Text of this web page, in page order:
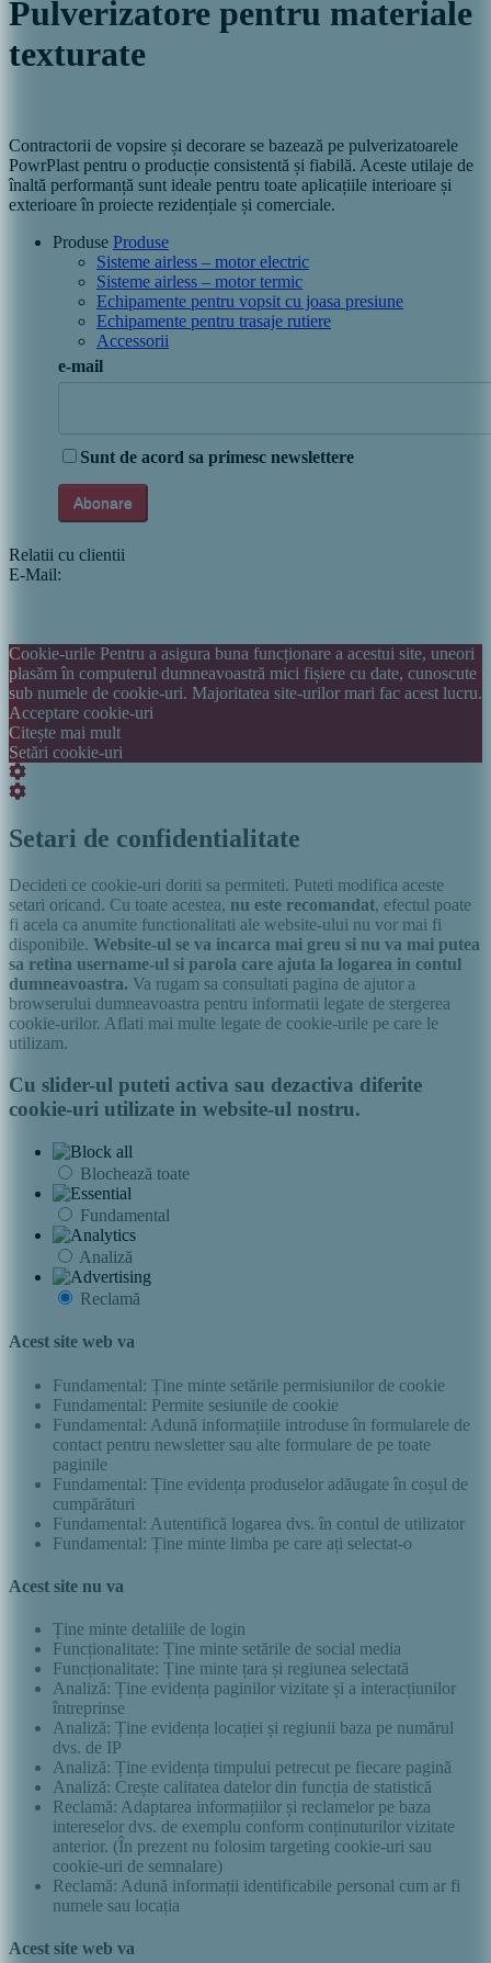
Pulverizatore pentru materiale
texturate
Contractorii de vopsire și decorare se bazează pe pulverizatoarele
PowrPlast pentru o producție consistentă și fiabilă. Aceste utilaje de
înaltă performanță sunt ideale pentru toate aplicațiile interioare și
exterioare în proiecte rezidențiale și comerciale.
Produse Produse
Sisteme airless – motor electric
Sisteme airless – motor termic
Echipamente pentru vopsit cu joasa presiune
Echipamente pentru trasaje rutiere
Accessorii
e-mail
Sunt de acord sa primesc newslettere
Relatii cu clientii
E-Mail:
Cookie-urile Pentru a asigura buna funcționare a acestui site, uneori
plasăm în computerul dumneavoastră mici fișiere cu date, cunoscute
sub numele de cookie-uri. Majoritatea site-urilor mari fac acest lucru.
Acceptare cookie-uri
Citește mai mult
Setări cookie-uri
Setări
cookie
Setări
box
Setari de confidentialitate
Decideti ce cookie-uri doriti sa permiteti. Puteti modifica aceste
setari oricand. Cu toate acestea, nu este recomandat, efectul poate
fi acela ca anumite functionalitati ale website-ului nu vor mai fi
disponibile. Website-ul se va incarca mai greu si nu va mai putea
sa retina username-ul si parola care ajuta la logarea in contul
dumneavoastra. Va rugam sa consultati pagina de ajutor a
browserului dumneavoastra pentru informatii legate de stergerea
cookie-urilor. Aflati mai multe legate de cookie-urile pe care le
utilizam.
Cu slider-ul puteti activa sau dezactiva diferite
cookie-uri utilizate in website-ul nostru.
Blochează toate
Fundamental
Analiză
Reclamă
Acest site web va
Fundamental: Ține minte setările permisiunilor de cookie
Fundamental: Permite sesiunile de cookie
Fundamental: Adună informațiile introduse în formularele de
contact pentru newsletter sau alte formulare de pe toate
paginile
Fundamental: Ține evidența produselor adăugate în coșul de
cumpărături
Fundamental: Autentifică logarea dvs. în contul de utilizator
Fundamental: Ține minte limba pe care ați selectat-o
Acest site nu va
Ține minte detaliile de login
Funcționalitate: Ține minte setările de social media
Funcționalitate: Ține minte țara și regiunea selectată
Analiză: Ține evidența paginilor vizitate și a interacțiunilor
întreprinse
Analiză: Ține evidența locației și regiunii baza pe numărul
dvs. de IP
Analiză: Ține evidența timpului petrecut pe fiecare pagină
Analiză: Crește calitatea datelor din funcția de statistică
Reclamă: Adaptarea informațiilor și reclamelor pe baza
intereselor dvs. de exemplu conform conținuturilor vizitate
anterior. (În prezent nu folosim targeting cookie-uri sau
cookie-uri de semnalare)
Reclamă: Adună informații identificabile personal cum ar fi
numele sau locația
Acest site web va